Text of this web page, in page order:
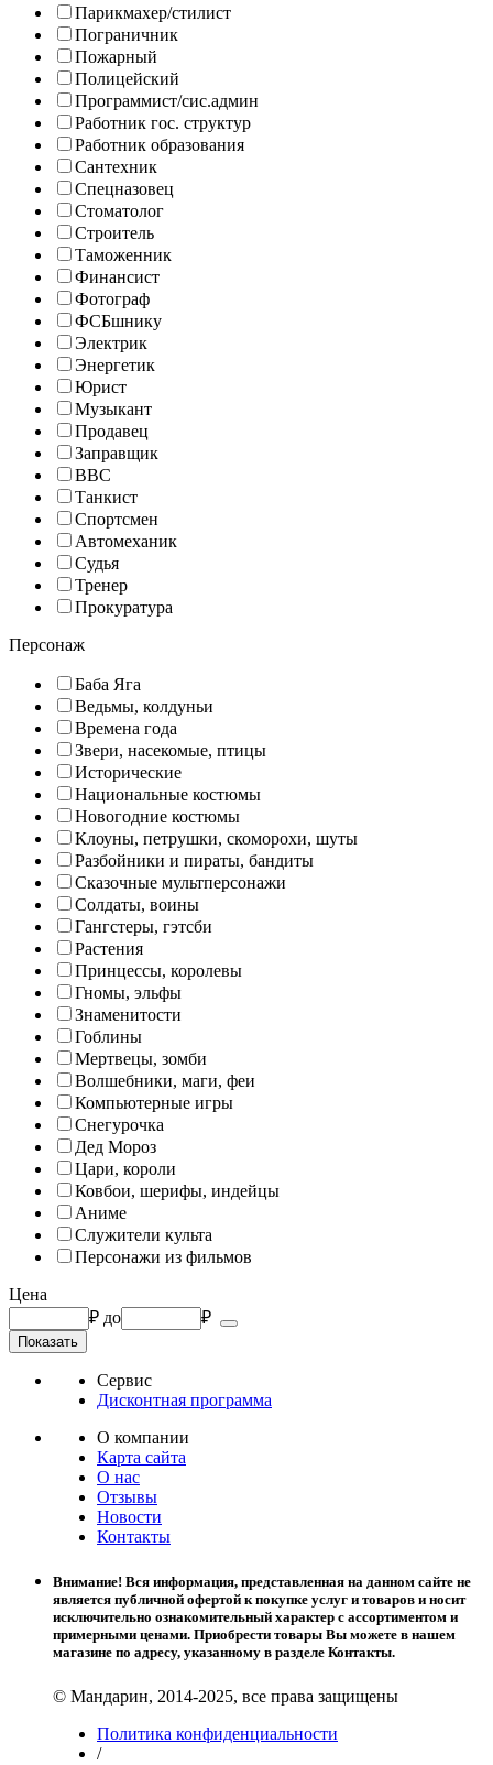
Парикмахер/стилист
Пограничник
Пожарный
Полицейский
Программист/сис.админ
Работник гос. структур
Работник образования
Сантехник
Спецназовец
Стоматолог
Строитель
Таможенник
Финансист
Фотограф
ФСБшнику
Электрик
Энергетик
Юрист
Музыкант
Продавец
Заправщик
ВВС
Танкист
Спортсмен
Автомеханик
Судья
Тренер
Прокуратура
Персонаж
Баба Яга
Ведьмы, колдуньи
Времена года
Звери, насекомые, птицы
Исторические
Национальные костюмы
Новогодние костюмы
Клоуны, петрушки, скоморохи, шуты
Разбойники и пираты, бандиты
Сказочные мультперсонажи
Солдаты, воины
Гангстеры, гэтсби
Растения
Принцессы, королевы
Гномы, эльфы
Знаменитости
Гоблины
Мертвецы, зомби
Волшебники, маги, феи
Компьютерные игры
Снегурочка
Дед Мороз
Цари, короли
Ковбои, шерифы, индейцы
Аниме
Служители культа
Персонажи из фильмов
Цена
₽ до ₽
Сервис
Дисконтная программа
О компании
Карта сайта
О нас
Отзывы
Новости
Контакты
Внимание! Вся информация, представленная на данном сайте не
является публичной офертой к покупке услуг и товаров и носит
исключительно ознакомительный характер с ассортиментом и
примерными ценами. Приобрести товары Вы можете в нашем
магазине по адресу, указанному в разделе Контакты.
© Мандарин, 2014-2025, все права защищены
Политика конфиденциальности
/